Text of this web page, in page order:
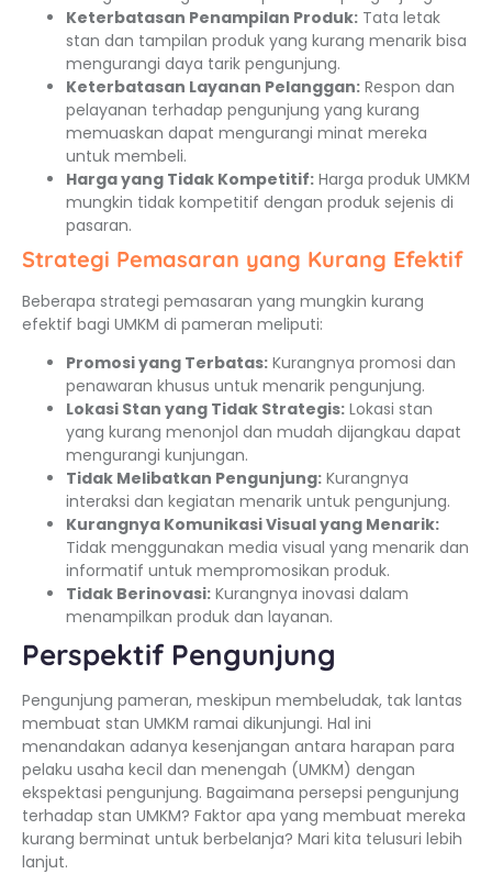
Keterbatasan Penampilan Produk: Tata letak
stan dan tampilan produk yang kurang menarik bisa
mengurangi daya tarik pengunjung.
Keterbatasan Layanan Pelanggan: Respon dan
pelayanan terhadap pengunjung yang kurang
memuaskan dapat mengurangi minat mereka
untuk membeli.
Harga yang Tidak Kompetitif: Harga produk UMKM
mungkin tidak kompetitif dengan produk sejenis di
pasaran.
Strategi Pemasaran yang Kurang Efektif
Beberapa strategi pemasaran yang mungkin kurang
efektif bagi UMKM di pameran meliputi:
Promosi yang Terbatas: Kurangnya promosi dan
penawaran khusus untuk menarik pengunjung.
Lokasi Stan yang Tidak Strategis: Lokasi stan
yang kurang menonjol dan mudah dijangkau dapat
mengurangi kunjungan.
Tidak Melibatkan Pengunjung: Kurangnya
interaksi dan kegiatan menarik untuk pengunjung.
Kurangnya Komunikasi Visual yang Menarik:
Tidak menggunakan media visual yang menarik dan
informatif untuk mempromosikan produk.
Tidak Berinovasi: Kurangnya inovasi dalam
menampilkan produk dan layanan.
Perspektif Pengunjung
Pengunjung pameran, meskipun membeludak, tak lantas
membuat stan UMKM ramai dikunjungi. Hal ini
menandakan adanya kesenjangan antara harapan para
pelaku usaha kecil dan menengah (UMKM) dengan
ekspektasi pengunjung. Bagaimana persepsi pengunjung
terhadap stan UMKM? Faktor apa yang membuat mereka
kurang berminat untuk berbelanja? Mari kita telusuri lebih
lanjut.